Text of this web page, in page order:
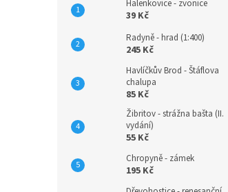
Halenkovice - zvonice
39 Kč
Radyně - hrad (1:400)
245 Kč
Havlíčkův Brod - Štáflova
chalupa
85 Kč
Žibritov - strážna bašta (II.
vydání)
55 Kč
Chropyně - zámek
195 Kč